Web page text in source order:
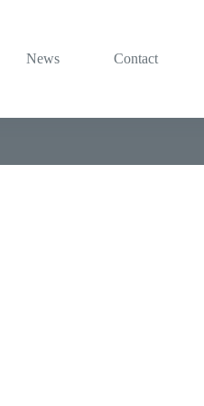
News Contact